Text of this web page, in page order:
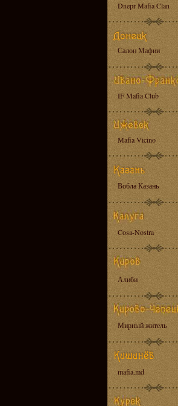
Dnepr Mafia Clan
Салон Мафии
IF Mafia Club
Mafia Vicino
Вобла Казань
Cosa-Nostra
Алиби
Мирный житель
mafia.md